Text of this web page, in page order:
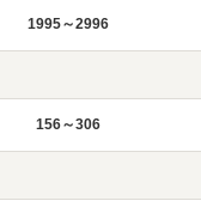
1995～2996
156～306